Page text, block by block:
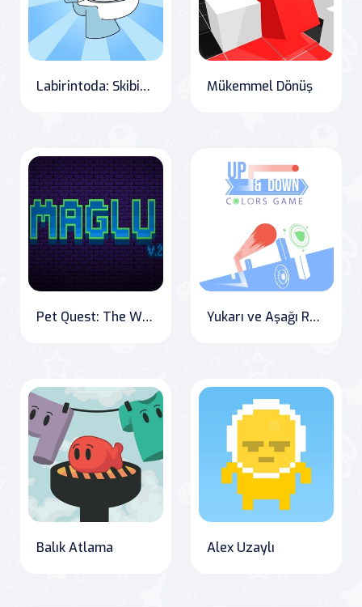
Labirintoda: Skibidi's Challenge Mükemmel Dönüş
Pet Quest: The Wizard's Trap Yukarı ve Aşağı Renkler Oyunu
Balık Atlama Alex Uzaylı